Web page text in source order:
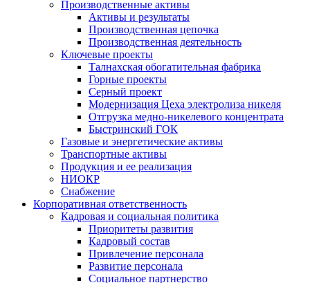
Производственные активы
Активы и результаты
Производственная цепочка
Производственная деятельность
Ключевые проекты
Талнахская обогатительная фабрика
Горные проекты
Серный проект
Модернизация Цеха электролиза никеля
Отгрузка медно-никелевого концентрата
Быстринский ГОК
Газовые и энергетические активы
Транспортные активы
Продукция и ее реализация
НИОКР
Снабжение
Корпоративная ответственность
Кадровая и социальная политика
Приоритеты развития
Кадровый состав
Привлечение персонала
Развитие персонала
Социальное партнерство